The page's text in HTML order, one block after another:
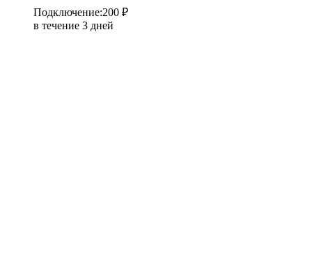
Подключение:200 ₽
в течение 3 дней